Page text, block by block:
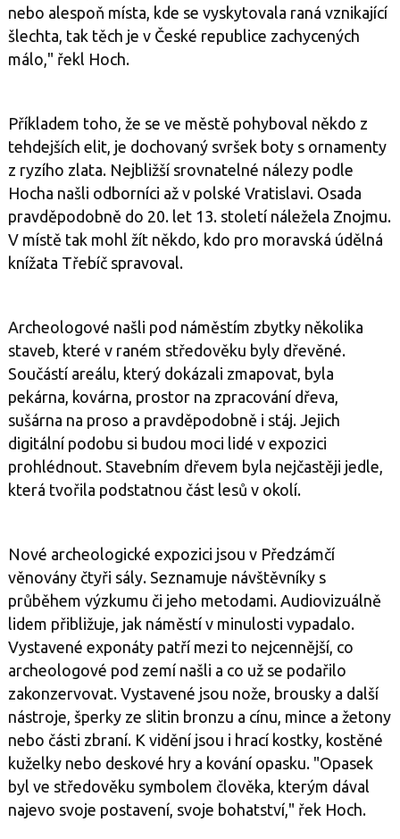
nebo alespoň místa, kde se vyskytovala raná vznikající
šlechta, tak těch je v České republice zachycených
málo," řekl Hoch.
Příkladem toho, že se ve městě pohyboval někdo z
tehdejších elit, je dochovaný svršek boty s ornamenty
z ryzího zlata. Nejbližší srovnatelné nálezy podle
Hocha našli odborníci až v polské Vratislavi. Osada
pravděpodobně do 20. let 13. století náležela Znojmu.
V místě tak mohl žít někdo, kdo pro moravská údělná
knížata Třebíč spravoval.
Archeologové našli pod náměstím zbytky několika
staveb, které v raném středověku byly dřevěné.
Součástí areálu, který dokázali zmapovat, byla
pekárna, kovárna, prostor na zpracování dřeva,
sušárna na proso a pravděpodobně i stáj. Jejich
digitální podobu si budou moci lidé v expozici
prohlédnout. Stavebním dřevem byla nejčastěji jedle,
která tvořila podstatnou část lesů v okolí.
Nové archeologické expozici jsou v Předzámčí
věnovány čtyři sály. Seznamuje návštěvníky s
průběhem výzkumu či jeho metodami. Audiovizuálně
lidem přibližuje, jak náměstí v minulosti vypadalo.
Vystavené exponáty patří mezi to nejcennější, co
archeologové pod zemí našli a co už se podařilo
zakonzervovat. Vystavené jsou nože, brousky a další
nástroje, šperky ze slitin bronzu a cínu, mince a žetony
nebo části zbraní. K vidění jsou i hrací kostky, kostěné
kuželky nebo deskové hry a kování opasku. "Opasek
byl ve středověku symbolem člověka, kterým dával
najevo svoje postavení, svoje bohatství," řek Hoch.